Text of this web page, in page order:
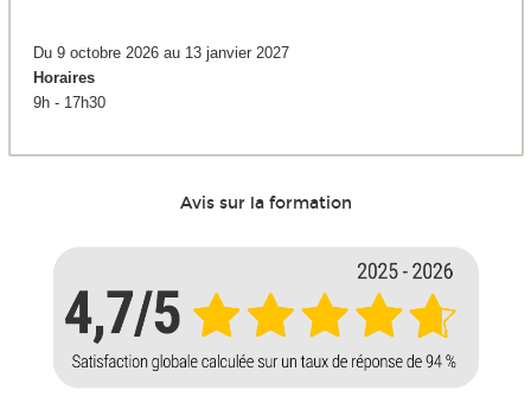
Du 9 octobre 2026 au 13 janvier 2027
Horaires
9h - 17h30
Avis sur la formation